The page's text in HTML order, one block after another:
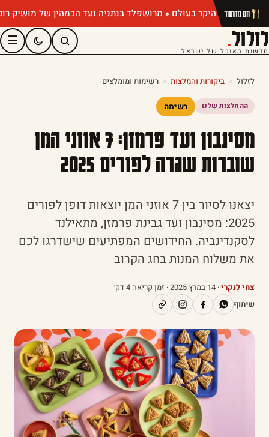
מרושפלד בנתניה ועד הכמהין של מושיק רוט: תפריטי קיץ חם מהתנור
לזלול.
חדשות האוכל של ישראל
☰
לזלול » ביקורות והמלצות » רשימות ומומלצים
ההמלצות שלנו רשימה
מסינבון ועד פרמזן: 7 אוזני המן
שוברות שגרה לפורים 2025
יצאנו לסיור בין 7 אוזני המן יוצאות דופן לפורים
2025: מסינבון ועד גבינת פרמזן, מתאילנד
לסקנדינביה. החידושים המפתיעים שישדרגו לכם
את משלוח המנות בחג הקרוב
צחי לנקרי· 14 במרץ 2025
· זמן קריאה 4 דק׳
שיתוף